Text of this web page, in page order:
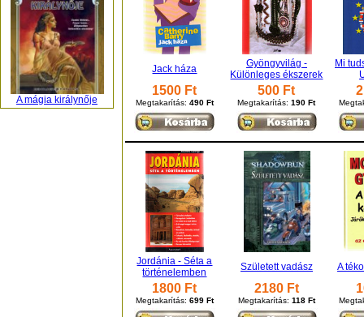
A mágia királynője
Jack háza
Gyöngyvilág -
Különleges ékszerek
Mi
1500 Ft
Megtakarítás: 490 Ft
500 Ft
Megtakarítás:190 Ft
Jordánia - Séta a
történelemben
Született vadász A
1800 Ft
Megtakarítás: 699 Ft
2180 Ft
Megtakarítás: 118 Ft